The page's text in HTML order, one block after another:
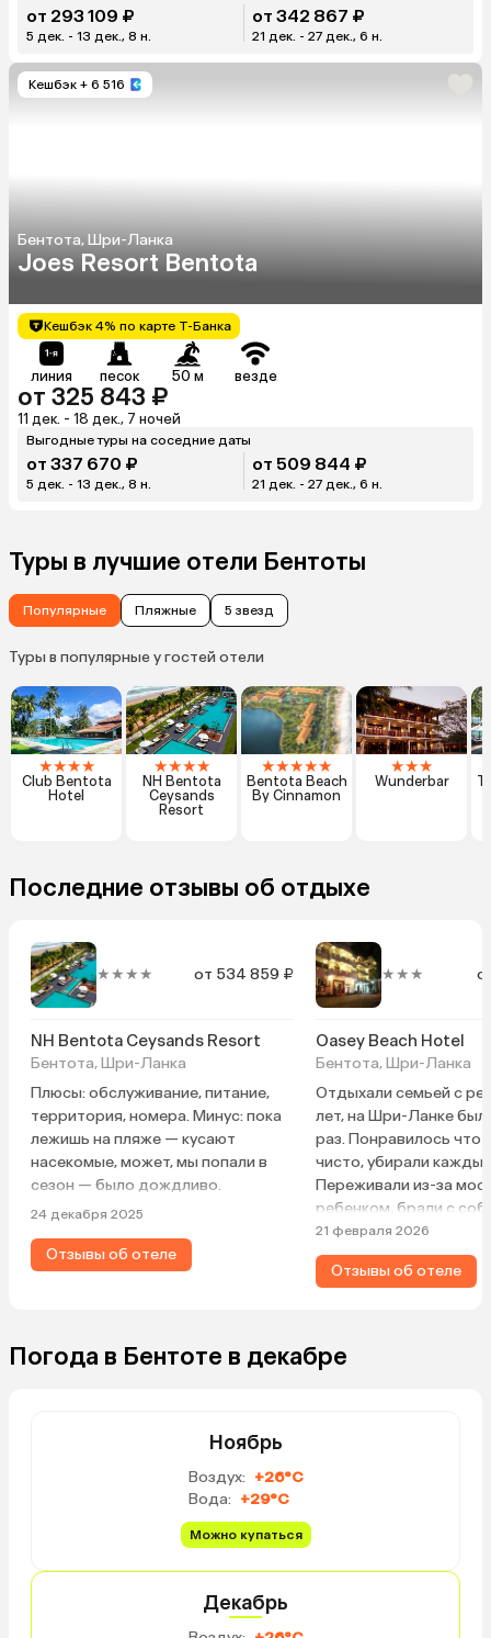
от 293 109 ₽
5 дек. - 13 дек., 8 н.
от 342 867 ₽
21 дек. - 27 дек., 6 н.
Кешбэк + 6 516
Бентота, Шри-Ланка
Joes Resort Bentota
Кешбэк 4% по карте Т-Банка
линия песок 50 м везде
от 325 843 ₽
11 дек. - 18 дек., 7 ночей
Выгодные туры на соседние даты
от 337 670 ₽
5 дек. - 13 дек., 8 н.
от 509 844 ₽
21 дек. - 27 дек., 6 н.
Туры в лучшие отели Бентоты
Популярные Пляжные 5 звезд
Туры в популярные у гостей отели
★★★★
Club Bentota
Hotel
★★★★
NH Bentota
Ceysands
Resort
★★★★★
Bentota Beach
By Cinnamon
★★★
Wunderbar
Последние отзывы об отдыхе
★★★★ от 534 859 ₽
NH Bentota Ceysands Resort
Бентота, Шри-Ланка
Плюсы: обслуживание, питание,
территория, номера. Минус: пока
лежишь на пляже — кусают
насекомые, может, мы попали в
сезон — было дождливо.
24 декабря 2025
Отзывы об отеле
★★★
Oasey Beach Hotel
Бентота, Шри-Ланка
Отдыхали семьей с
лет, на Шри-Ланке
раз. Понравилось что
чисто, убирали
Переживали из-за
ребенком, брали с
репелленты, но в
не замечали никого,
маленьких ящериц,
просьбы выполнялись
раз сходились во
21 февраля 2026
Отзывы об отеле
Погода в Бентоте в декабре
Ноябрь
Воздух: +26°C
Вода: +29°C
Можно купаться
Декабрь